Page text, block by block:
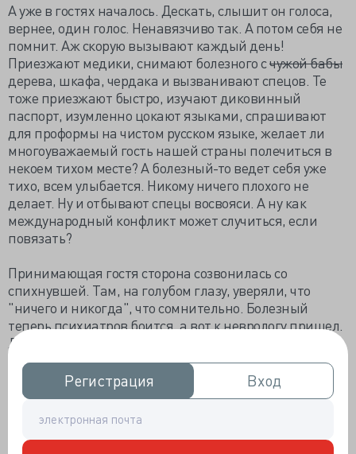
Регистрация
Регистрация Вход
Вход
А уже в гостях началось. Дескать, слышит он голоса,
вернее, один голос. Ненавязчиво так. А потом себя не
помнит. Аж скорую вызывают каждый день!
Приезжают медики, снимают болезного счужой бабы
дерева, шкафа, чердака и вызванивают спецов. Те
тоже приезжают быстро, изучают диковинный
паспорт, изумленно цокают языками, спрашивают
для проформы на чистом русском языке, желает ли
многоуважаемый гость нашей страны полечиться в
некоем тихом месте? А болезный-то ведет себя уже
тихо, всем улыбается. Никому ничего плохого не
делает. Ну и отбывают спецы восвояси. А ну как
международный конфликт может случиться, если
повязать?
Принимающая гостя сторона созвонилась со
спихнувшей. Там, на голубом глазу, уверяли, что
"ничего и никогда", что сомнительно. Болезный
теперь психиатров боится, а вот к неврологу пришел.
Лечиться.
Шорты тем временем разглядывали вид из окна
кабинета, никак не интересуясь происходящим.
одобрения, я стала "общаться через переводчика".
Прием затягивался. Вопрос - осмысление